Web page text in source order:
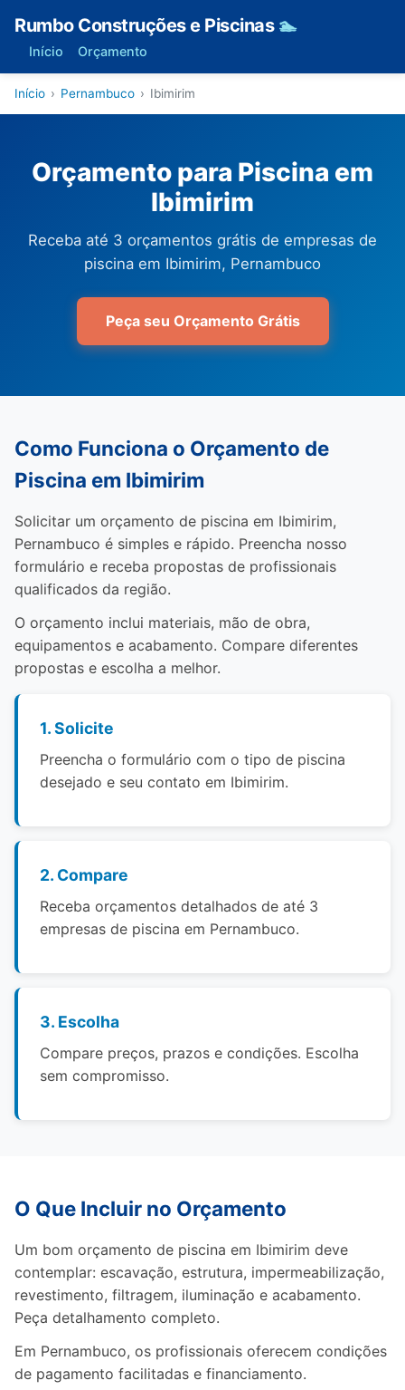
Rumbo Construções e Piscinas 🏊
Início Orçamento
Início › Pernambuco › Ibimirim
Orçamento para Piscina em
Ibimirim
Receba até 3 orçamentos grátis de empresas de
piscina em Ibimirim, Pernambuco
Peça seu Orçamento Grátis
Como Funciona o Orçamento de
Piscina em Ibimirim
Solicitar um orçamento de piscina em Ibimirim,
Pernambuco é simples e rápido. Preencha nosso
formulário e receba propostas de profissionais
qualificados da região.
O orçamento inclui materiais, mão de obra,
equipamentos e acabamento. Compare diferentes
propostas e escolha a melhor.
1. Solicite
Preencha o formulário com o tipo de piscina
desejado e seu contato em Ibimirim.
2. Compare
Receba orçamentos detalhados de até 3
empresas de piscina em Pernambuco.
3. Escolha
Compare preços, prazos e condições. Escolha
sem compromisso.
O Que Incluir no Orçamento
Um bom orçamento de piscina em Ibimirim deve
contemplar: escavação, estrutura, impermeabilização,
revestimento, filtragem, iluminação e acabamento.
Peça detalhamento completo.
Em Pernambuco, os profissionais oferecem condições
de pagamento facilitadas e financiamento.